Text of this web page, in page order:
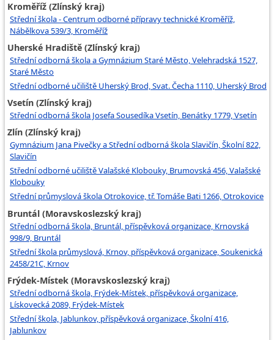
Kroměříž (Zlínský kraj)
Střední škola - Centrum odborné přípravy technické Kroměříž,
Nábělkova 539/3, Kroměříž
Uherské Hradiště (Zlínský kraj)
Střední odborná škola a Gymnázium Staré Město, Velehradská 1527,
Staré Město
Střední odborné učiliště Uherský Brod, Svat. Čecha 1110, Uherský Brod
Vsetín (Zlínský kraj)
Střední odborná škola Josefa Sousedíka Vsetín, Benátky 1779, Vsetín
Zlín (Zlínský kraj)
Gymnázium Jana Pivečky a Střední odborná škola Slavičín, Školní 822,
Slavičín
Střední odborné učiliště Valašské Klobouky, Brumovská 456, Valašské
Klobouky
Střední průmyslová škola Otrokovice, tř. Tomáše Bati 1266, Otrokovice
Bruntál (Moravskoslezský kraj)
Střední odborná škola, Bruntál, příspěvková organizace, Krnovská
998/9, Bruntál
Střední škola průmyslová, Krnov, příspěvková organizace, Soukenická
2458/21C, Krnov
Frýdek-Místek (Moravskoslezský kraj)
Střední odborná škola, Frýdek-Místek, příspěvková organizace,
Lískovecká 2089, Frýdek-Místek
Střední škola, Jablunkov, příspěvková organizace, Školní 416,
Jablunkov